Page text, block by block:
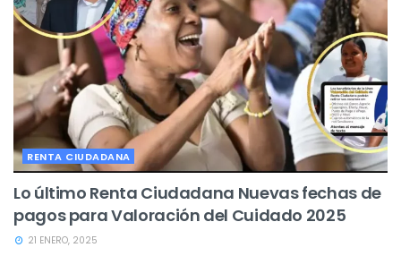
RENTA CIUDADANA
Lo último Renta Ciudadana Nuevas fechas de
pagos para Valoración del Cuidado 2025
21 ENERO, 2025